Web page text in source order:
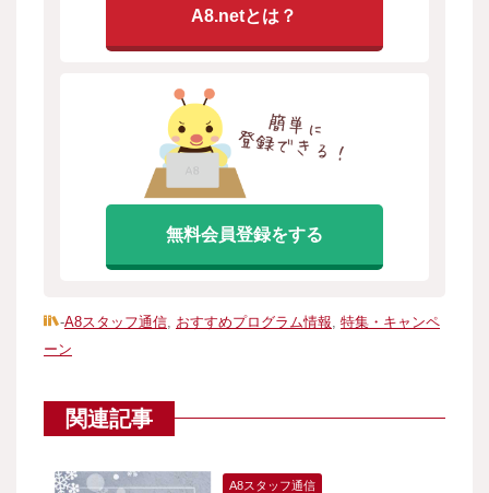
A8.netとは？
無料会員登録をする
-A8スタッフ通信 おすすめプログラム情報 特集・キャンペ
ーン
関連記事
A8スタッフ通信